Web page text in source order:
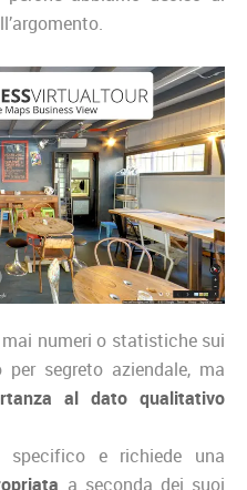
numeri o statistiche sui
segreto aziendale, ma
al dato qualitativo
e richiede una
a seconda dei suoi